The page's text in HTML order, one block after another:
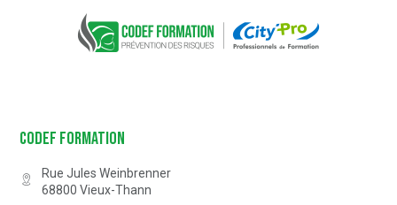
Codef Formation
Rue Jules Weinbrenner
68800 Vieux-Thann